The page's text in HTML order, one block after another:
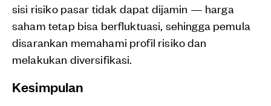
sisi risiko pasar tidak dapat dijamin — harga
saham tetap bisa berfluktuasi, sehingga pemula
disarankan memahami profil risiko dan
melakukan diversifikasi.
Kesimpulan